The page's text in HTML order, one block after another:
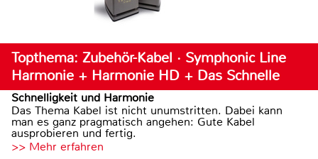
Topthema: Zubehör-Kabel · Symphonic Line
Harmonie + Harmonie HD + Das Schnelle
Schnelligkeit und Harmonie
Das Thema Kabel ist nicht unumstritten. Dabei kann
man es ganz pragmatisch angehen: Gute Kabel
ausprobieren und fertig.
>> Mehr erfahren